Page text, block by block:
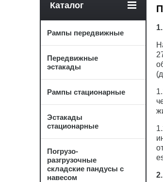
Каталог
Рампы передвижные
Передвижные
эстакады
Рампы стационарные
Эстакады
стационарные
Погрузо-
разгрузочные
складские пандусы с
навесом